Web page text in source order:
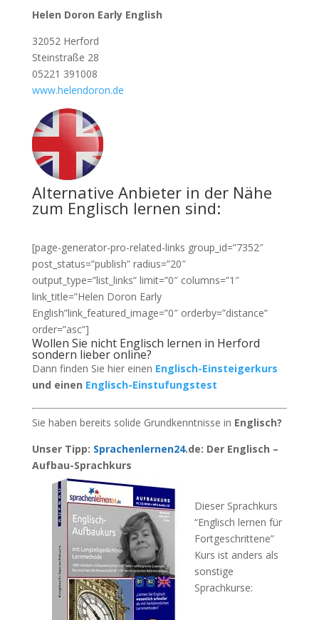
Helen Doron Early English
32052 Herford
Steinstraße 28
05221 391008
www.helendoron.de
Alternative Anbieter in der Nähe
zum Englisch lernen sind:
[page-generator-pro-related-links group_id=”7352″
post_status=”publish” radius=”20″
output_type=”list_links” limit=”0″ columns=”1″
link_title=”Helen Doron Early
English”link_featured_image=”0″ orderby=”distance”
order=”asc”]
Wollen Sie nicht Englisch lernen in Herford
sondern lieber online?
Dann finden Sie hier einen Englisch-Einsteigerkurs
und einen Englisch-Einstufungstest
Sie haben bereits solide Grundkenntnisse in Englisch?
Unser Tipp: Sprachenlernen24.de: Der Englisch –
Aufbau-Sprachkurs
Dieser Sprachkurs
“Englisch lernen für
Fortgeschrittene”
Kurs ist anders als
sonstige
Sprachkurse: